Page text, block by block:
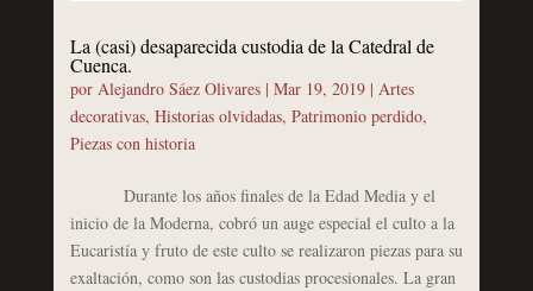
La (casi) desaparecida custodia de la Catedral de
Cuenca.
por Alejandro Sáez Olivares| Mar 19, 2019| Artes
decorativas, Historias olvidadas, Patrimonio perdido,
Piezas con historia
Durante los años finales de la Edad Media y el
inicio de la Moderna, cobró un auge especial el culto a la
Eucaristía y fruto de este culto se realizaron piezas para su
exaltación, como son las custodias procesionales. La gran